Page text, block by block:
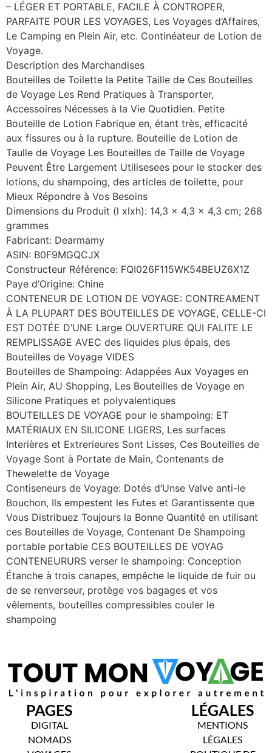
– LÉGER ET PORTABLE, FACILE À CONTROPER,
PARFAITE POUR LES VOYAGES, Les Voyages d’Affaires,
Le Camping en Plein Air, etc. Continéateur de Lotion de
Voyage.
Description des Marchandises
Bouteilles de Toilette la Petite Taille de Ces Bouteilles
de Voyage Les Rend Pratiques à Transporter,
Accessoires Nécesses à la Vie Quotidien. Petite
Bouteille de Lotion Fabrique en, étant très, efficacité
aux fissures ou à la rupture. Bouteille de Lotion de
Taulle de Voyage Les Bouteilles de Taille de Voyage
Peuvent Être Largement Utilisesees pour le stocker des
lotions, du shampoing, des articles de toilette, pour
Mieux Répondre à Vos Besoins
Dimensions du Produit (l xlxh): 14,3 x 4,3 x 4,3 cm; 268
grammes
Fabricant: Dearmamy
ASIN: B0F9MGQCJX
Constructeur Référence: FQI026F115WK54BEUZ6X1Z
Paye d’Origine: Chine
CONTENEUR DE LOTION DE VOYAGE: CONTREAMENT
À LA PLUPART DES BOUTEILLES DE VOYAGE, CELLE-CI
EST DOTÉE D’UNE Large OUVERTURE QUI FALITE LE
REMPLISSAGE AVEC des liquides plus épais, des
Bouteilles de Voyage VIDES
Bouteilles de Shampoing: Adappées Aux Voyages en
Plein Air, AU Shopping, Les Bouteilles de Voyage en
Silicone Pratiques et polyvalentiques
BOUTEILLES DE VOYAGE pour le shampoing: ET
MATÉRIAUX EN SILICONE LIGERS, Les surfaces
Interières et Extrerieures Sont Lisses, Ces Bouteilles de
Voyage Sont à Portate de Main, Contenants de
Thewelette de Voyage
Contiseneurs de Voyage: Dotés d’Unse Valve anti-le
Bouchon, Ils empestent les Futes et Garantissente que
Vous Distribuez Toujours la Bonne Quantité en utilisant
ces Bouteilles de Voyage, Contenant De Shampoing
portable portable CES BOUTEILLES DE VOYAG
CONTENEURURS verser le shampoing: Conception
Étanche à trois canapes, empêche le liquide de fuir ou
de se renverseur, protège vos bagages et vos
vêlements, bouteilles compressibles couler le
shampoing
PAGES
DIGITAL
NOMADS
LÉGALES
MENTIONS
LÉGALES